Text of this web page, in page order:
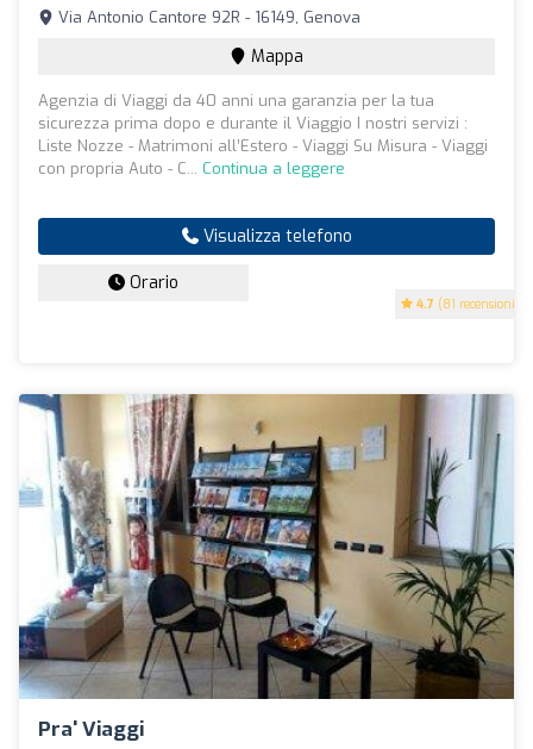
4.7 (81 recensioni)
Via Antonio Cantore 92R - 16149, Genova
Mappa
Agenzia di Viaggi da 40 anni una garanzia per la tua
sicurezza prima dopo e durante il Viaggio I nostri servizi :
Liste Nozze - Matrimoni all’Estero - Viaggi Su Misura - Viaggi
con propria Auto - C... Continua a leggere
Visualizza telefono
Orario
Pra' Viaggi